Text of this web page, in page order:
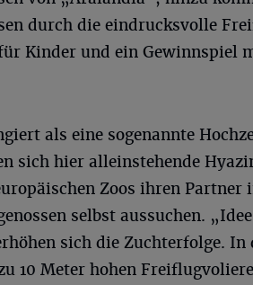
durch die eindrucksvolle
Kinder und ein Gewinnspiel
als eine sogenannte
sich hier alleinstehende
Zoos ihren
selbst aussuchen.
sich die Zuchterfolge. In
10 Meter hohen